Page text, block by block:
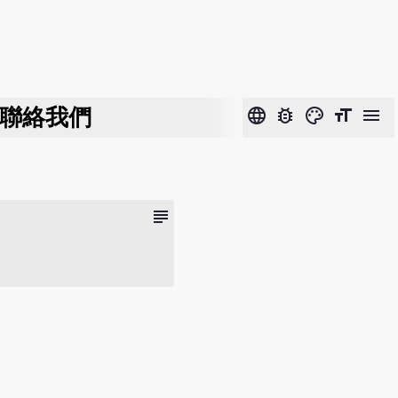
聯絡我們 language bug_report color_lens format_size menu
subject